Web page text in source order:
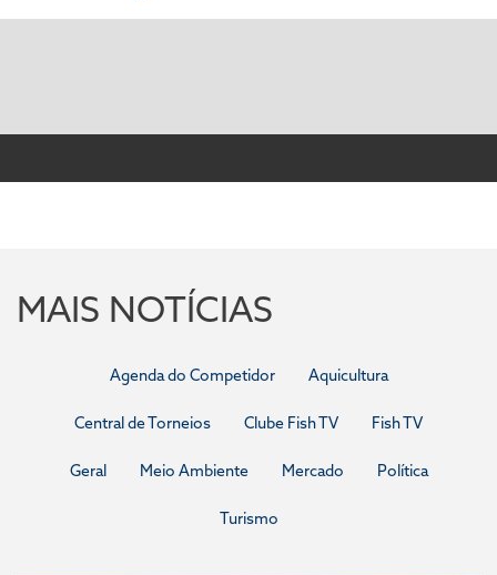
MAIS NOTÍCIAS
Agenda do Competidor Aquicultura
Central de Torneios Clube Fish TV Fish TV
Geral Meio Ambiente Mercado Política
Turismo